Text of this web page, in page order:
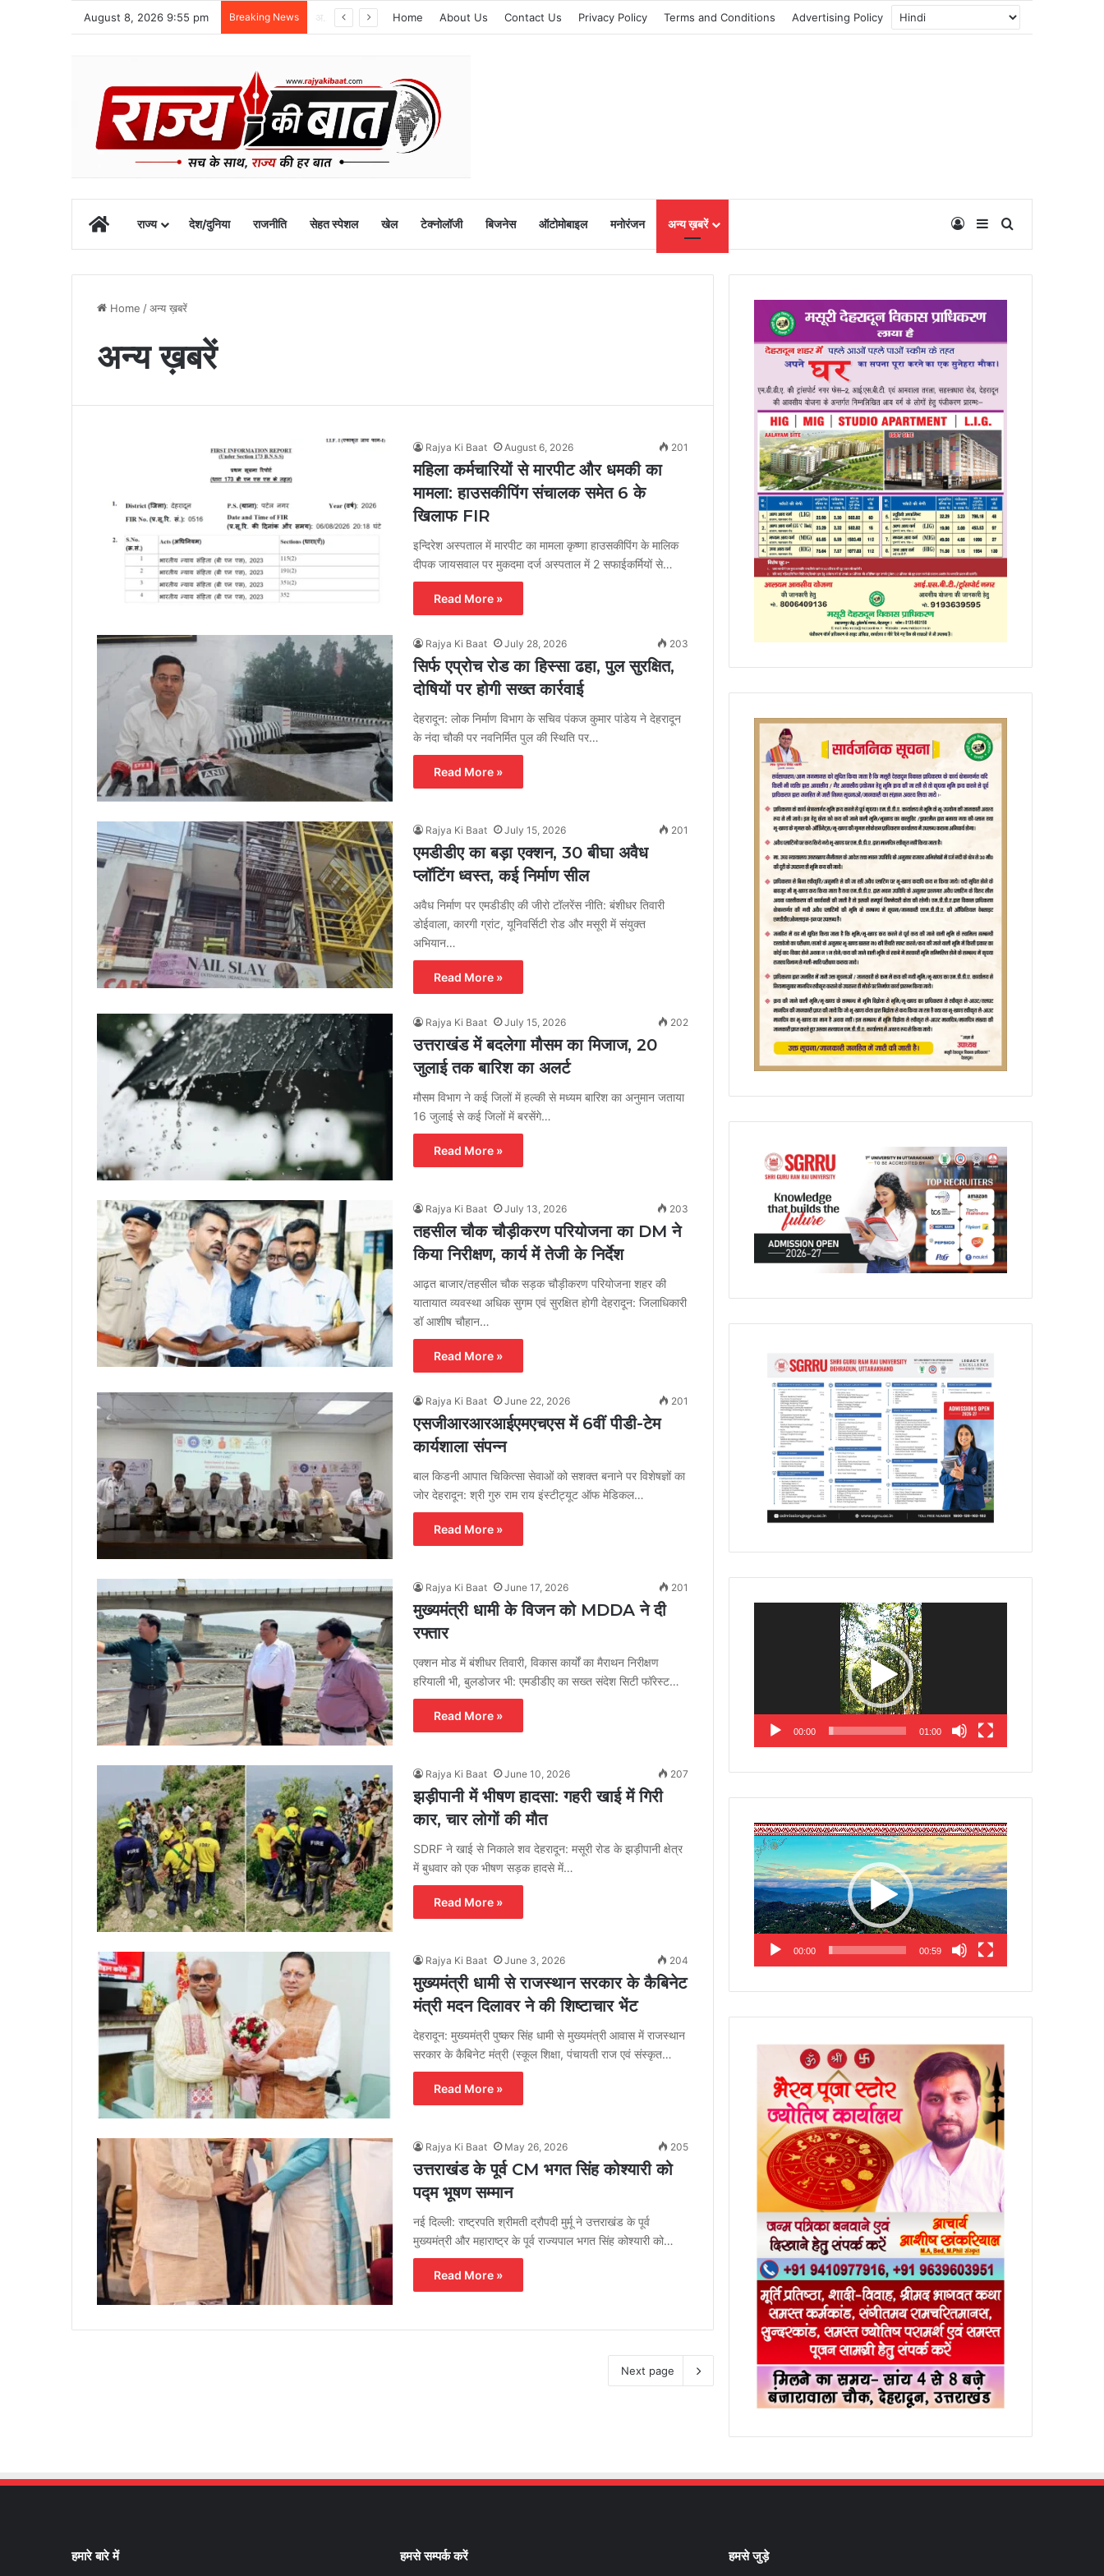
August 8, 2026 9:55 pm Breaking News 48 वर्षीय क्षेत्र पंचायत सदस्य का खीरगंगा किनारे शव मिला Home About Us Contact Us Privacy Policy Terms and Conditions Advertising Policy
Homeराज्य देश/दुनिया राजनीति सेहत स्पेशल खेल टेक्नोलॉजी बिजनेस ऑटोमोबाइल मनोरंजन अन्य ख़बरें Log InSidebar
Home /अन्य ख़बरें
अन्य ख़बरें
Rajya Ki Baat August 6, 2026 201
महिला कर्मचारियों से मारपीट और धमकी का
मामला: हाउसकीपिंग संचालक समेत 6 के
खिलाफ FIR
इन्दिरेश अस्पताल में मारपीट का मामला कृष्णा हाउसकीपिंग के मालिक
दीपक जायसवाल पर मुकदमा दर्ज अस्पताल में 2 सफाईकर्मियों से…
Read More »
Rajya Ki Baat July 28, 2026 203
सिर्फ एप्रोच रोड का हिस्सा ढहा, पुल सुरक्षित,
दोषियों पर होगी सख्त कार्रवाई
देहरादून: लोक निर्माण विभाग के सचिव पंकज कुमार पांडेय ने देहरादून
के नंदा चौकी पर नवनिर्मित पुल की स्थिति पर…
Read More »
Rajya Ki Baat July 15, 2026 201
एमडीडीए का बड़ा एक्शन, 30 बीघा अवैध
प्लॉटिंग ध्वस्त, कई निर्माण सील
अवैध निर्माण पर एमडीडीए की जीरो टॉलरेंस नीति: बंशीधर तिवारी
डोईवाला, कारगी ग्रांट, यूनिवर्सिटी रोड और मसूरी में संयुक्त
अभियान…
Read More »
Rajya Ki Baat July 15, 2026 202
उत्तराखंड में बदलेगा मौसम का मिजाज, 20
जुलाई तक बारिश का अलर्ट
मौसम विभाग ने कई जिलों में हल्की से मध्यम बारिश का अनुमान जताया
16 जुलाई से कई जिलों में बरसेंगे…
Read More »
Rajya Ki Baat July 13, 2026 203
तहसील चौक चौड़ीकरण परियोजना का DM ने
किया निरीक्षण, कार्य में तेजी के निर्देश
आढ़त बाजार/तहसील चौक सड़क चौड़ीकरण परियोजना शहर की
यातायात व्यवस्था अधिक सुगम एवं सुरक्षित होगी देहरादून: जिलाधिकारी
डॉ आशीष चौहान…
Read More »
Rajya Ki Baat June 22, 2026 201
एसजीआरआरआईएमएचएस में 6वीं पीडी-टेम
कार्यशाला संपन्न
बाल किडनी आपात चिकित्सा सेवाओं को सशक्त बनाने पर विशेषज्ञों का
जोर देहरादून: श्री गुरु राम राय इंस्टीट्यूट ऑफ मेडिकल…
Read More »
Rajya Ki Baat June 17, 2026 201
मुख्यमंत्री धामी के विजन को MDDA ने दी
रफ्तार
एक्शन मोड में बंशीधर तिवारी, विकास कार्यों का मैराथन निरीक्षण
हरियाली भी, बुलडोजर भी: एमडीडीए का सख्त संदेश सिटी फॉरेस्ट…
Read More »
Rajya Ki Baat June 10, 2026 207
झड़ीपानी में भीषण हादसा: गहरी खाई में गिरी
कार, चार लोगों की मौत
SDRF ने खाई से निकाले शव देहरादून: मसूरी रोड के झड़ीपानी क्षेत्र
में बुधवार को एक भीषण सड़क हादसे में…
Read More »
Rajya Ki Baat June 3, 2026 204
मुख्यमंत्री धामी से राजस्थान सरकार के कैबिनेट
मंत्री मदन दिलावर ने की शिष्टाचार भेंट
देहरादून: मुख्यमंत्री पुष्कर सिंह धामी से मुख्यमंत्री आवास में राजस्थान
सरकार के कैबिनेट मंत्री (स्कूल शिक्षा, पंचायती राज एवं संस्कृत…
Read More »
Rajya Ki Baat May 26, 2026 205
उत्तराखंड के पूर्व CM भगत सिंह कोश्यारी को
पद्म भूषण सम्मान
नई दिल्ली: राष्ट्रपति श्रीमती द्रौपदी मुर्मू ने उत्तराखंड के पूर्व
मुख्यमंत्री और महाराष्ट्र के पूर्व राज्यपाल भगत सिंह कोश्यारी को…
Read More »
Next page
00:00 01:00
Video
Player
00:00 00:59
हमारे बारे में हमसे सम्पर्क करें हमसे जुड़े